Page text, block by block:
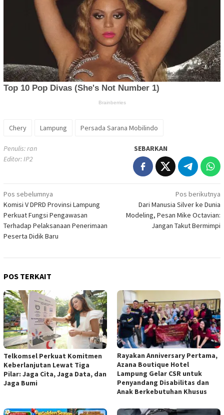
Chery Lampung Persada Sarana Mobilindo
Penulis: ran
Editor: IP2
SEBARKAN
Navigasi
pos
Pos sebelumnya
Komisi V DPRD Provinsi Lampung
Perkuat Fungsi Pengawasan
Terhadap Pelaksanaan Penerimaan
Peserta Didik Baru
Pos berikutnya
Dari Manusia Silver ke Dunia
Modeling, Pesan Mike Octavian:
Jangan Takut Bermimpi
POS TERKAIT
Telkomsel Perkuat Komitmen
Keberlanjutan Lewat Tiga
Pilar: Jaga Cita, Jaga Data, dan
Jaga Bumi
Rayakan Anniversary Pertama,
Azana Boutique Hotel
Lampung Gelar CSR untuk
Penyandang Disabilitas dan
Anak Berkebutuhan Khusus